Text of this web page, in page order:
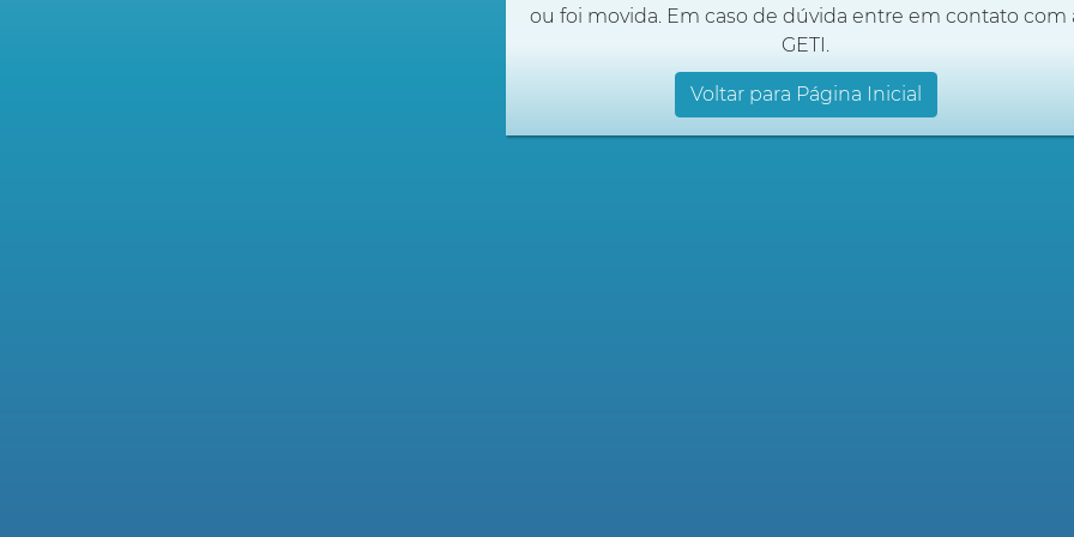
ou foi movida. Em caso de dúvida entre em contato com
GETI.
Voltar para Página Inicial